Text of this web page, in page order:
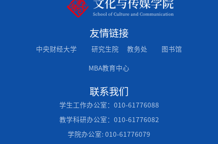
友情链接
中央财经大学 研究生院 教务处 图书馆
MBA教育中心
联系我们
学生工作办公室：010-61776088
教学科研办公室：010-61776082
学院办公室: 010-61776079